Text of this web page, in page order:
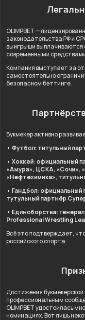
OLIMPBET —
законодательства РФ и
выигрыши выплачиваются
современными
Компания выступает за
самостоятельно
безопасном беттинге.
Букмекер активно
• Футбол: титульный
• Хоккей: официальный
«Амура», ЦСКА, «Сочи»,
«Нефтехимика»,
• Гандбол: официальный
тутульный партнёр
• Единоборства:
Professional Wrestling
Всё это подтверждает,
российского спорта.
Достижения
профессиональным
OLIMPBET удостоилась
номинациях. Вот лишь